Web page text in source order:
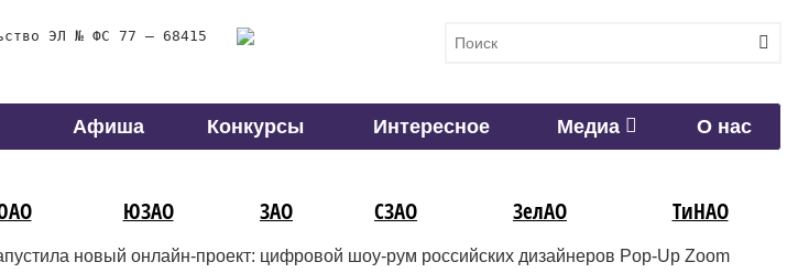
ЭЛ № ФС 77 – 68415
Афиша Конкурсы Интересное Медиа О нас
ЮЗАО ЗАО СЗАО ЗелАО ТиНАО
новый онлайн-проект: цифровой шоу-рум российских дизайнеров Pop-Up Zoom